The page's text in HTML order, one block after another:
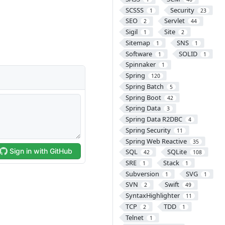
SCSSS 1 Security 23
SEO 2 Servlet 44
Sigil 1 Site 2
Sitemap 1 SNS 1
Software 1 SOLID 1
Spinnaker 1
Spring 120
Spring Batch 5
Spring Boot 42
Spring Data 3
Spring Data R2DBC 4
Spring Security 11
Spring Web Reactive 35
SQL 42 SQLite 108
SRE 1 Stack 1
Subversion 1 SVG 1
SVN 2 Swift 49
SyntaxHighlighter 11
TCP 2 TDD 1
Telnet 1